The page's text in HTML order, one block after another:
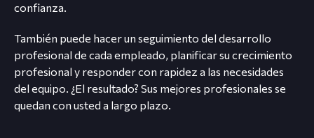
confianza.
También puede hacer un seguimiento del desarrollo
profesional de cada empleado, planificar su crecimiento
profesional y responder con rapidez a las necesidades
del equipo. ¿El resultado? Sus mejores profesionales se
quedan con usted a largo plazo.